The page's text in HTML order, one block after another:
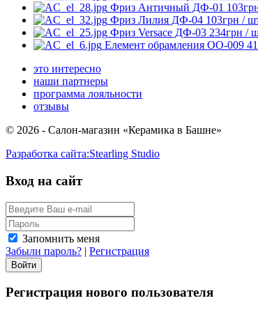
Фриз Античный ДФ-01 103
Фриз Лилия ДФ-04 103грн /
Фриз Versace ДФ-03 234грн /
Елемент обрамления ОО-009
это интересно
наши партнеры
программа лояльности
отзывы
© 2026 - Салон-магазин «Керамика в Башне»
Разработка сайта:Stearling Studio
Вход на сайт
Запомнить меня
Забыли пароль? | Регистрация
Регистрация нового пользователя